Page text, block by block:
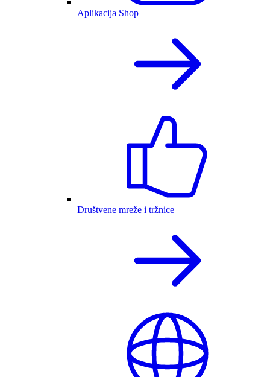
Aplikacija Shop
Društvene mreže i tržnice